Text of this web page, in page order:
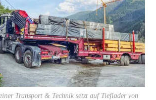
Transport & Technik setzt auf Tieflader von